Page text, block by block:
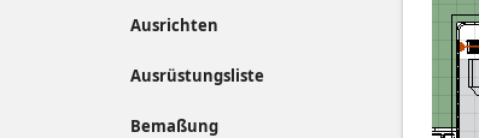
Ausrichten
Ausrüstungsliste
Bemaßung